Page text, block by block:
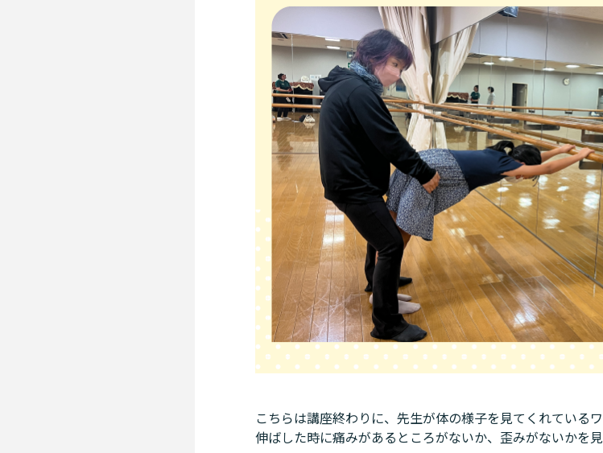
こちらは講座終わりに、先生が体の様子を見てくれているワ
伸ばした時に痛みがあるところがないか、歪みがないかを見